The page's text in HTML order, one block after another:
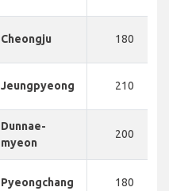
Cheongju 180
Jeungpyeong 210
Dunnae-
myeon
200
Pyeongchang 180